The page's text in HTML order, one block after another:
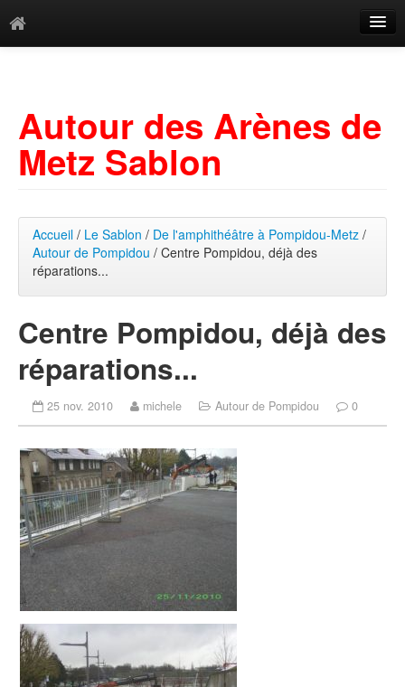
Mots-clés
Autour des Arènes de
Metz Sablon
Accueil / Le Sablon / De l'amphithéâtre à Pompidou-Metz /
Autour de Pompidou / Centre Pompidou, déjà des
réparations...
Centre Pompidou, déjà des
réparations...
25 nov. 2010 michele Autour de Pompidou 0